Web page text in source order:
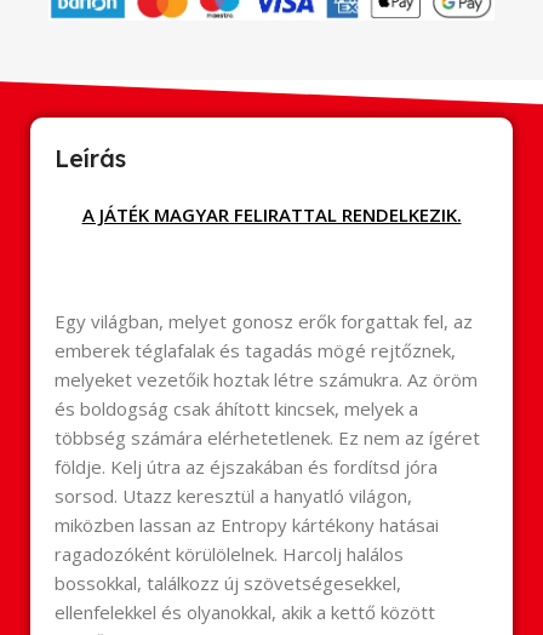
Leírás
A JÁTÉK MAGYAR FELIRATTAL RENDELKEZIK.
Egy világban, melyet gonosz erők forgattak fel, az
emberek téglafalak és tagadás mögé rejtőznek,
melyeket vezetőik hoztak létre számukra. Az öröm
és boldogság csak áhított kincsek, melyek a
többség számára elérhetetlenek. Ez nem az ígéret
földje. Kelj útra az éjszakában és fordítsd jóra
sorsod. Utazz keresztül a hanyatló világon,
miközben lassan az Entropy kártékony hatásai
ragadozóként körülölelnek. Harcolj halálos
bossokkal, találkozz új szövetségesekkel,
ellenfelekkel és olyanokkal, akik a kettő között